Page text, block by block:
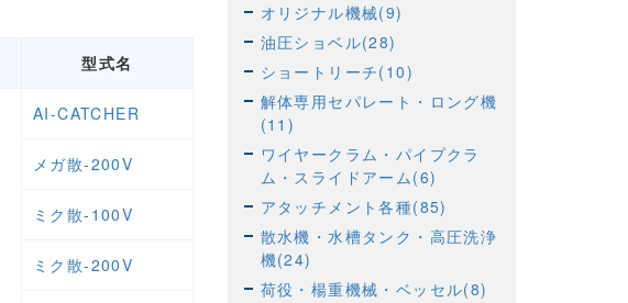
型式名
AI-CATCHER
メガ散-200V
ミク散-100V
ミク散-200V
オリジナル機械(9)
油圧ショベル(28)
ショートリーチ(10)
解体専用セパレート・ロング機
(11)
ワイヤークラム・パイプクラ
ム・スライドアーム(6)
アタッチメント各種(85)
散水機・水槽タンク・高圧洗浄
機(24)
荷役・楊重機械・ベッセル(8)